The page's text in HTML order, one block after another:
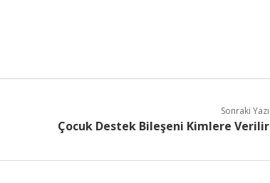
Sonraki Yazı
Çocuk Destek Bileşeni Kimlere Verilir